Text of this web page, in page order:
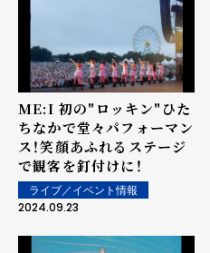
ME:I 初の"ロッキン"ひた
ちなかで堂々パフォーマン
ス！笑顔あふれるステージ
で観客を釘付けに！
ライブ／イベント情報
2024.09.23